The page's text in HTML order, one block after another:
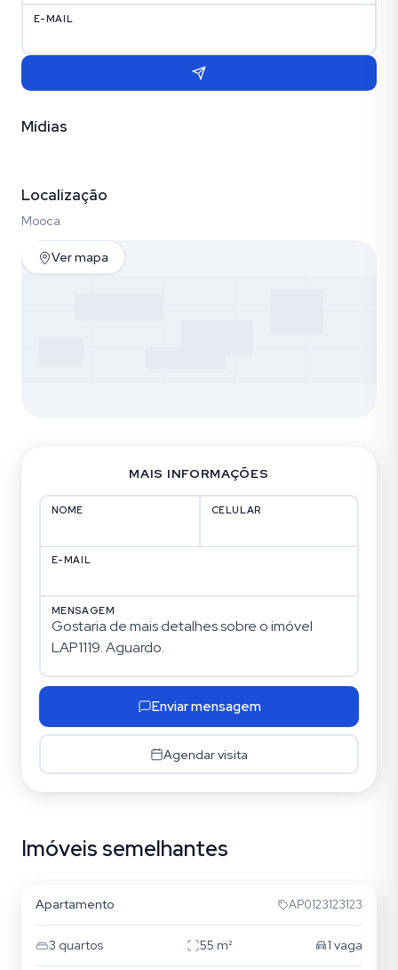
E-MAIL
Mídias
Localização
Mooca
Ver mapa
MAIS INFORMAÇÕES
NOME CELULAR
E-MAIL
MENSAGEM
Enviar mensagem
Agendar visita
Imóveis semelhantes
Mooca
Apartamento AP0123123123
3 quartos 55 m² 1 vaga